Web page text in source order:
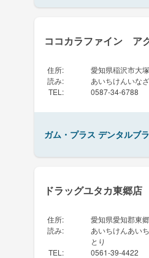
ココカラファイン ア
住所:
愛知県稲沢市大
読み:
あいちけんいな
TEL : 0587-34-6788
ガム・プラス デンタルブ
ドラッグユタカ東郷店
住所:
愛知県愛知郡東
読み:
あいちけんあい
とり
TEL : 0561-39-4422